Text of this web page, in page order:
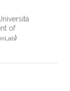
of
)